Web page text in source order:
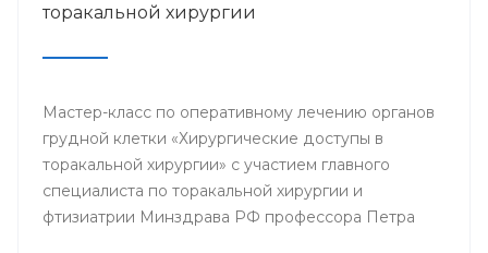
торакальной хирургии
Мастер-класс по оперативному лечению органов
грудной клетки «Хирургические доступы в
торакальной хирургии» с участием главного
специалиста по торакальной хирургии и
фтизиатрии Минздрава РФ профессора Петра